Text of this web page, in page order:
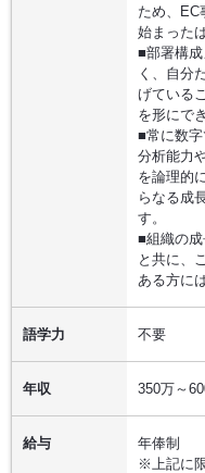
ため、EC
始まった
■部署構
く、自分
げている
を形にで
■常に数字
分析能力
を論理的
らなる成
す。
■組織の
と共に、
ある方に
語学力 不要
年収 350万～
給与
年俸制
※上記に